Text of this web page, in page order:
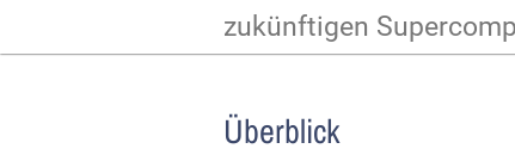
zukünftigen
Überblick